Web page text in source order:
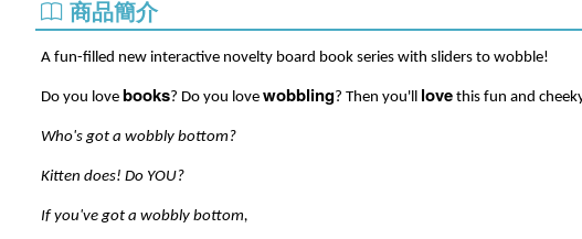
商品簡介
A fun-filled new interactive novelty board book series with sliders to wobble!
Do you love books? Do you love wobbling? Then you'll love this fun and
Who's got a wobbly bottom?
Kitten does! Do YOU?
If you've got a wobbly bottom,